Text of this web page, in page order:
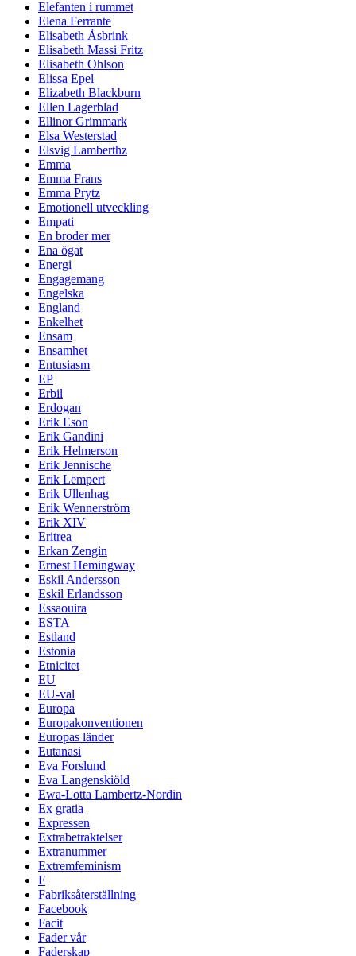
Elefanten i rummet
Elena Ferrante
Elisabeth Åsbrink
Elisabeth Massi Fritz
Elisabeth Ohlson
Elissa Epel
Elizabeth Blackburn
Ellen Lagerblad
Ellinor Grimmark
Elsa Westerstad
Elsvig Lamberthz
Emma
Emma Frans
Emma Prytz
Emotionell utveckling
Empati
En broder mer
Ena ögat
Energi
Engagemang
Engelska
England
Enkelhet
Ensam
Ensamhet
Entusiasm
EP
Erbil
Erdogan
Erik Eson
Erik Gandini
Erik Helmerson
Erik Jennische
Erik Lempert
Erik Ullenhag
Erik Wennerström
Erik XIV
Eritrea
Erkan Zengin
Ernest Hemingway
Eskil Andersson
Eskil Erlandsson
Essaouira
ESTA
Estland
Estonia
Etnicitet
EU
EU-val
Europa
Europakonventionen
Europas länder
Eutanasi
Eva Forslund
Eva Langenskiöld
Ewa-Lotta Lambertz-Nordin
Ex gratia
Expressen
Extrabetraktelser
Extranummer
Extremfeminism
F
Fabriksåterställning
Facebook
Facit
Fader vår
Faderskap